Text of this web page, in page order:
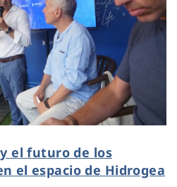
el futuro de los
el espacio de Hidrogea